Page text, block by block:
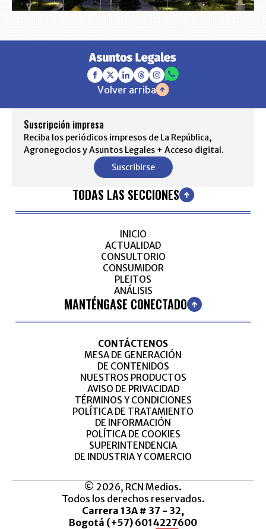
Volver arriba
Suscripción impresa
Reciba los periódicos impresos de La República,
Agronegocios y Asuntos Legales + Acceso digital.
Suscribirse
TODAS LAS SECCIONES
INICIO
ACTUALIDAD
CONSULTORIO
CONSUMIDOR
PLEITOS
ANÁLISIS
MANTÉNGASE CONECTADO
CONTÁCTENOS
MESA DE GENERACIÓN
DE CONTENIDOS
NUESTROS PRODUCTOS
AVISO DE PRIVACIDAD
TÉRMINOS Y CONDICIONES
POLÍTICA DE TRATAMIENTO
DE INFORMACIÓN
POLÍTICA DE COOKIES
SUPERINTENDENCIA
DE INDUSTRIA Y COMERCIO
© 2026, RCN Medios.
Todos los derechos reservados.
Carrera 13A # 37 - 32,
Bogotá (+57) 6014227600